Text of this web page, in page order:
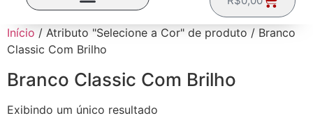
Início / Atributo "Selecione a Cor" de produto / Branco
Classic Com Brilho
Branco Classic Com Brilho
Exibindo um único resultado